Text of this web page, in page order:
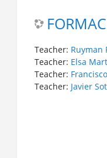
Teacher: Ruyman
Teacher: Elsa
Teacher:
Teacher: Javier